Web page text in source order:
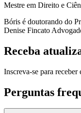
Mestre em Direito e
Bóris é doutorando do
Denise Fincato
Receba
Inscreva-se para
Perguntas